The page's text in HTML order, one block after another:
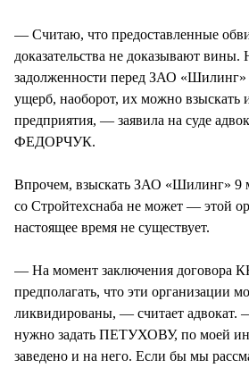
— Считаю, что предоставленные
доказательства не доказывают вины.
задолженности перед ЗАО «Шилинг»
ущерб, наоборот, их можно взыскать
предприятия, — заявила на суде
ФЕДОРЧУК.
Впрочем, взыскать ЗАО «Шилинг» 9
со Стройтехснаба не может — этой
настоящее время не существует.
— На момент заключения
предполагать, что эти организации
ликвидированы, — считает адвокат.
нужно задать ПЕТУХОВУ, по моей
заведено и на него. Если бы мы